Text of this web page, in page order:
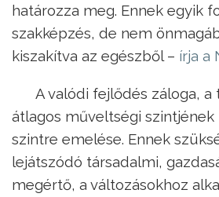
határozza meg. Ennek egyik
szakképzés, de nem
kiszakítva az egészből – írja a
A valódi fejlődés záloga, a
átlagos műveltségi szintjének
szintre emelése. Ennek
lejátszódó társadalmi,
megértő, a változásokhoz